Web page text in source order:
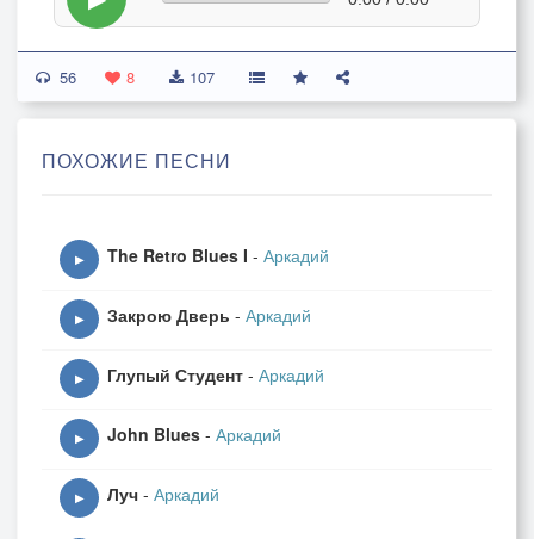
56 8 107
ПОХОЖИЕ ПЕСНИ
▶ The Retro Blues I - Аркадий
▶ Закрою Дверь - Аркадий
▶ Глупый Студент - Аркадий
▶ John Blues - Аркадий
▶ Луч - Аркадий